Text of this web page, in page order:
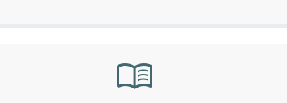
menu_book